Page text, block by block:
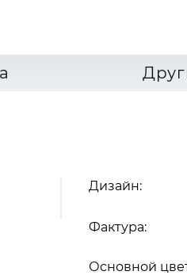
Основной
Дизайн:
Фактура: